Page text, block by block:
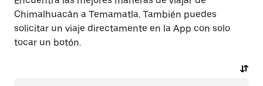
Chimalhuacán a Temamatla. También puedes
solicitar un viaje directamente en la App con solo
tocar un botón.